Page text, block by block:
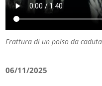
Frattura di un polso da
06/11/2025